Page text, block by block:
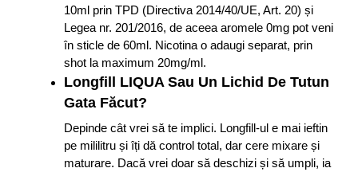
10ml prin TPD (Directiva 2014/40/UE, Art. 20) și
Legea nr. 201/2016, de aceea aromele 0mg pot veni
în sticle de 60ml. Nicotina o adaugi separat, prin
shot la maximum 20mg/ml.
Longfill LIQUA Sau Un Lichid De Tutun
Gata Făcut?
Depinde cât vrei să te implici. Longfill-ul e mai ieftin
pe mililitru și îți dă control total, dar cere mixare și
maturare. Dacă vrei doar să deschizi și să umpli, ia